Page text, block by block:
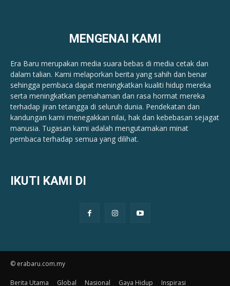
MENGENAI KAMI
Era Baru merupakan media suara bebas di media cetak dan
dalam talian. Kami melaporkan berita yang sahih dan benar ​​
sehingga pembaca dapat meningkatkan kualiti hidup mereka
serta meningkatkan pemahaman dan rasa hormat mereka
terhadap jiran tetangga di seluruh dunia. Pendekatan dan
kandungan kami menegakkan nilai, hak dan kebebasan sejagat
manusia. Tugasan kami adalah mengutamakan minat
pembaca terhadap semua yang dilihat.
IKUTI KAMI DI
© erabaru.com.my
Berita Utama Global Nasional Gaya Hidup Inspirasi